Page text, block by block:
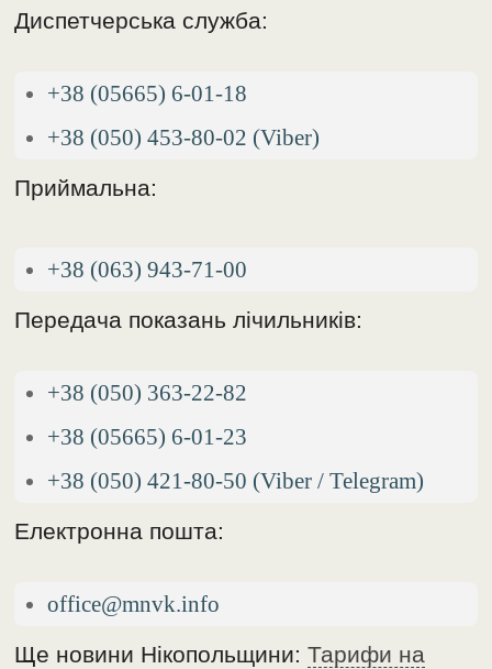
Диспетчерська служба:
+38 (05665) 6-01-18
+38 (050) 453-80-02 (Viber)
Приймальна:
+38 (063) 943-71-00
Передача показань лічильників:
+38 (050) 363-22-82
+38 (05665) 6-01-23
+38 (050) 421-80-50 (Viber / Telegram)
Електронна пошта:
office@mnvk.info
Ще новини Нікопольщини:Тарифи на